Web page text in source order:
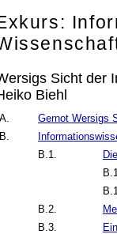
Sicht der
Biehl
A.
Gernot Wersigs
B.
B.1.
B.2.
B.3.